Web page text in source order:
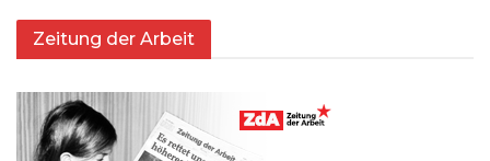
Zeitung der Arbeit